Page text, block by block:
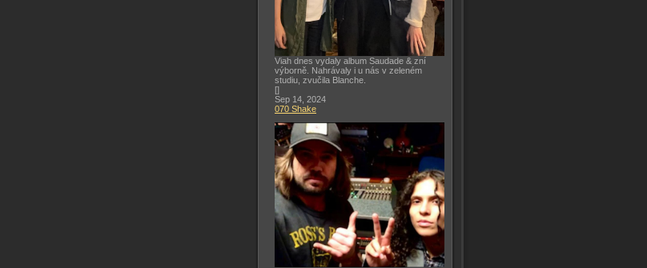
Viah dnes vydaly album Saudade & zní
výborně. Nahrávaly i u nás v zeleném
studiu, zvučila Blanche.
[]
Sep 14, 2024
070 Shake